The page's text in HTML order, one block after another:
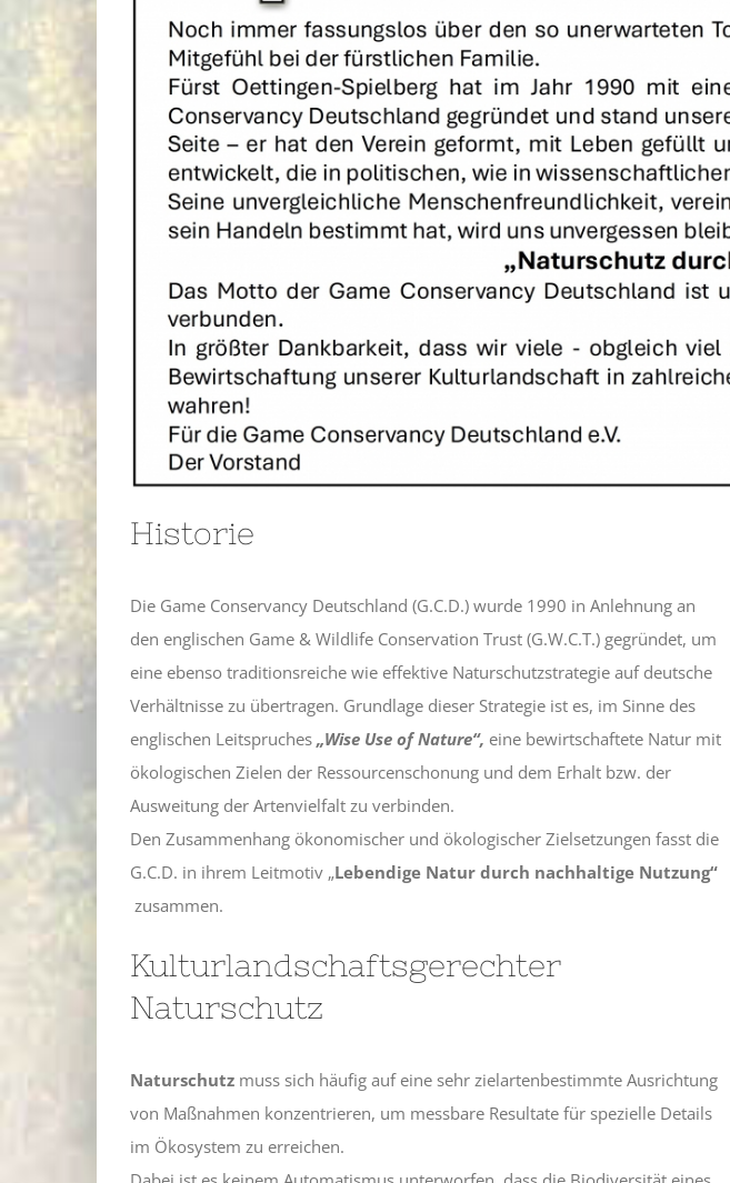
Historie
Die Game Conservancy Deutschland (G.C.D.) wurde 1990 in Anlehnung an
den englischen Game & Wildlife Conservation Trust (G.W.C.T.) gegründet, um
eine ebenso traditionsreiche wie effektive Naturschutzstrategie auf deutsche
Verhältnisse zu übertragen. Grundlage dieser Strategie ist es, im Sinne des
englischen Leitspruches „Wise Use of Nature“, eine bewirtschaftete Natur mit
ökologischen Zielen der Ressourcenschonung und dem Erhalt bzw. der
Ausweitung der Artenvielfalt zu verbinden.
Den Zusammenhang ökonomischer und ökologischer Zielsetzungen fasst die
G.C.D. in ihrem Leitmotiv „Lebendige Natur durch nachhaltige Nutzung“
zusammen.
Kulturlandschaftsgerechter
Naturschutz
Naturschutz muss sich häufig auf eine sehr zielartenbestimmte Ausrichtung
von Maßnahmen konzentrieren, um messbare Resultate für spezielle Details
im Ökosystem zu erreichen.